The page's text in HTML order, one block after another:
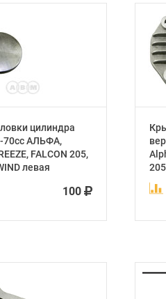
цилиндра
70cc АЛЬФА,
FALCON 205,
левая
100